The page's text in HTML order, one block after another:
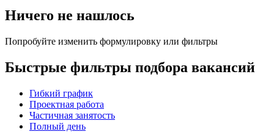
Ничего не нашлось
Попробуйте изменить формулировку или фильтры
Быстрые фильтры подбора вакансий
Гибкий график
Проектная работа
Частичная занятость
Полный день